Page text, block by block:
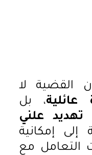
القضية لا
عائلية، بل
تهديد علني
إلى إمكانية
التعامل مع